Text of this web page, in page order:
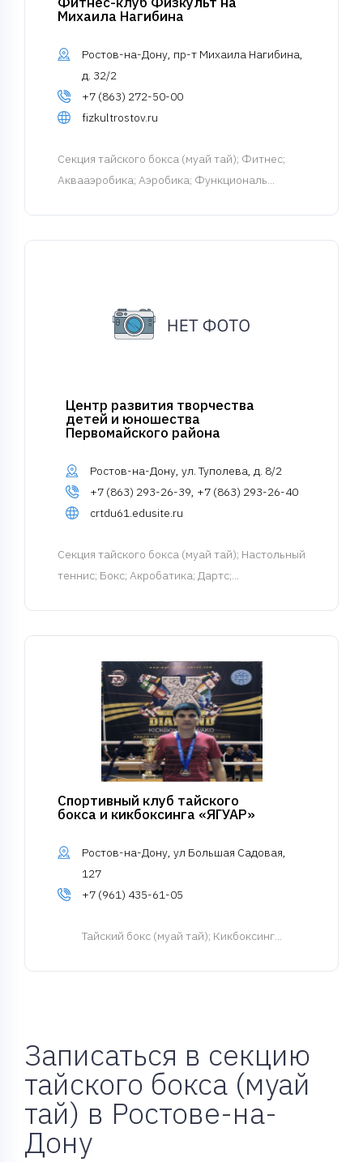
Михаила Нагибина
Ростов-на-Дону, пр-т Михаила Нагибина,
д. 32/2
+7 (863) 272-50-00
fizkultrostov.ru
Cекция тайского бокса (муай тай); Фитнес;
Аквааэробика; Аэробика; Функциональ...
Центр развития творчества
детей и юношества
Первомайского района
Ростов-на-Дону, ул. Туполева, д. 8/2
+7 (863) 293-26-39, +7 (863) 293-26-40
crtdu61.edusite.ru
Cекция тайского бокса (муай тай); Настольный
теннис; Бокс; Акробатика; Дартс;...
Спортивный клуб тайского
бокса и кикбоксинга «ЯГУАР»
Ростов-на-Дону, ул Большая Садовая,
127
+7 (961) 435-61-05
Тайский бокс (муай тай); Кикбоксинг...
Записаться в секцию
тайского бокса (муай
тай) в Ростове-на-
Дону